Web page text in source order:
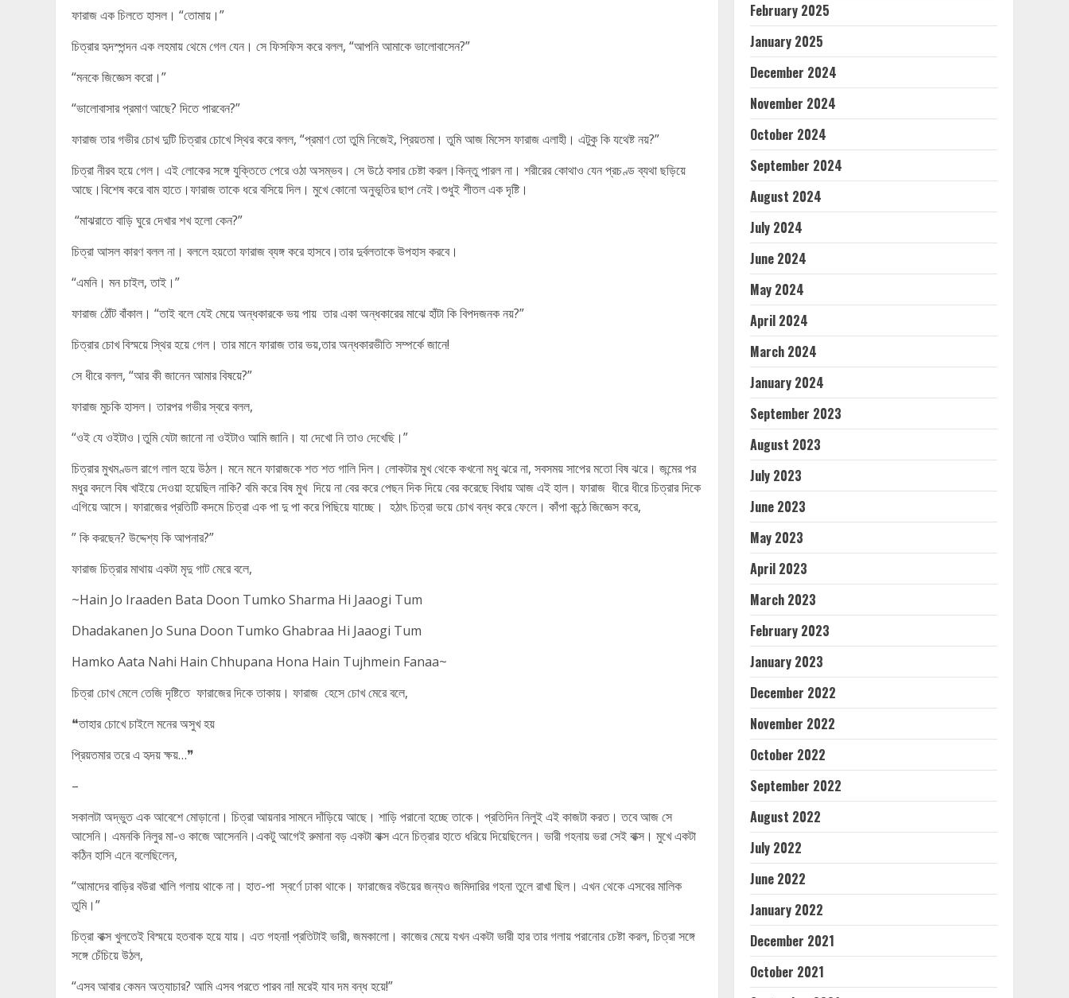
ফারাজ এক চিলতে হাসল। “তোমায়।”
চিত্রার হৃদস্পন্দন এক লহমায় থেমে গেল যেন। সে ফিসফিস করে বলল, “আপনি আমাকে ভালোবাসেন?”
“মনকে জিজ্ঞেস করো।”
“ভালোবাসার প্রমাণ আছে? দিতে পারবেন?”
ফারাজ তার গভীর চোখ দুটি চিত্রার চোখে স্থির করে বলল, “প্রমাণ তো তুমি নিজেই, প্রিয়তমা। তুমি আজ মিসেস ফারাজ এলাহী। এটুকু কি যথেষ্ট নয়?”
চিত্রা নীরব হয়ে গেল। এই লোকের সঙ্গে যুক্তিতে পেরে ওঠা অসম্ভব। সে উঠে বসার চেষ্টা করল।কিন্তু পারল না। শরীরের কোথাও যেন প্রচণ্ড ব্যথা ছড়িয়ে
আছে।বিশেষ করে বাম হাতে।ফারাজ তাকে ধরে বসিয়ে দিল। মুখে কোনো অনুভূতির ছাপ নেই।শুধুই শীতল এক দৃষ্টি।
“মাঝরাতে বাড়ি ঘুরে দেখার শখ হলো কেন?”
চিত্রা আসল কারণ বলল না। বললে হয়তো ফারাজ ব্যঙ্গ করে হাসবে।তার দুর্বলতাকে উপহাস করবে।
“এমনি। মন চাইল, তাই।”
ফারাজ ঠোঁট বাঁকাল। “তাই বলে যেই মেয়ে অন্ধকারকে ভয় পায় তার একা অন্ধকারের মাঝে হাঁটা কি বিপদজনক নয়?”
চিত্রার চোখ বিস্ময়ে স্থির হয়ে গেল। তার মানে ফারাজ তার ভয়,তার অন্ধকারভীতি সম্পর্কে জানে!
সে ধীরে বলল, “আর কী জানেন আমার বিষয়ে?”
ফারাজ মুচকি হাসল। তারপর গভীর স্বরে বলল,
“ওই যে ওইটাও।তুমি যেটা জানো না ওইটাও আমি জানি। যা দেখো নি তাও দেখেছি।”
চিত্রার মুখমণ্ডল রাগে লাল হয়ে উঠল। মনে মনে ফারাজকে শত শত গালি দিল। লোকটার মুখ থেকে কখনো মধু ঝরে না, সবসময় সাপের মতো বিষ ঝরে। জন্মের পর
মধুর বদলে বিষ খাইয়ে দেওয়া হয়েছিল নাকি? বমি করে বিষ মুখ দিয়ে না বের করে পেছন দিক দিয়ে বের করেছে বিধায় আজ এই হাল। ফারাজ ধীরে ধীরে চিত্রার দিকে
এগিয়ে আসে। ফারাজের প্রতিটি কদমে চিত্রা এক পা দু পা করে পিছিয়ে যাচ্ছে। হঠাৎ চিত্রা ভয়ে চোখ বন্ধ করে ফেলে। কাঁপা কন্ঠে জিজ্ঞেস করে,
” কি করছেন? উদ্দেশ্য কি আপনার?”
ফারাজ চিত্রার মাথায় একটা মৃদু গাট মেরে বলে,
~Hain Jo Iraaden Bata Doon Tumko Sharma Hi Jaaogi Tum
Dhadakanen Jo Suna Doon Tumko Ghabraa Hi Jaaogi Tum
Hamko Aata Nahi Hain Chhupana Hona Hain Tujhmein Fanaa~
চিত্রা চোখ মেলে তেজি দৃষ্টিতে ফারাজের দিকে তাকায়। ফারাজ হেসে চোখ মেরে বলে,
❝তাহার চোখে চাইলে মনের অসুখ হয়
প্রিয়তমার তরে এ হৃদয় ক্ষয়…❞
–
সকালটা অদ্ভুত এক আবেশে মোড়ানো। চিত্রা আয়নার সামনে দাঁড়িয়ে আছে। শাড়ি পরানো হচ্ছে তাকে। প্রতিদিন নিলুই এই কাজটা করত। তবে আজ সে
আসেনি। এমনকি নিলুর মা-ও কাজে আসেননি।একটু আগেই রুমানা বড় একটা বাক্স এনে চিত্রার হাতে ধরিয়ে দিয়েছিলেন। ভারী গহনায় ভরা সেই বাক্স। মুখে একটা
কঠিন হাসি এনে বলেছিলেন,
“আমাদের বাড়ির বউরা খালি গলায় থাকে না। হাত-পা স্বর্ণে ঢাকা থাকে। ফারাজের বউয়ের জন্যও জমিদারির গহনা তুলে রাখা ছিল। এখন থেকে এসবের মালিক
তুমি।”
চিত্রা বাক্স খুলতেই বিস্ময়ে হতবাক হয়ে যায়। এত গহনা! প্রতিটাই ভারী, জমকালো। কাজের মেয়ে যখন একটা ভারী হার তার গলায় পরানোর চেষ্টা করল, চিত্রা সঙ্গে
সঙ্গে চেঁচিয়ে উঠল,
“এসব আবার কেমন অত্যাচার? আমি এসব পরতে পারব না! মরেই যাব দম বন্ধ হয়ে!”
February 2025
January 2025
December 2024
November 2024
October 2024
September 2024
August 2024
July 2024
June 2024
May 2024
April 2024
March 2024
January 2024
September 2023
August 2023
July 2023
June 2023
May 2023
April 2023
March 2023
February 2023
January 2023
December 2022
November 2022
October 2022
September 2022
August 2022
July 2022
June 2022
January 2022
December 2021
October 2021